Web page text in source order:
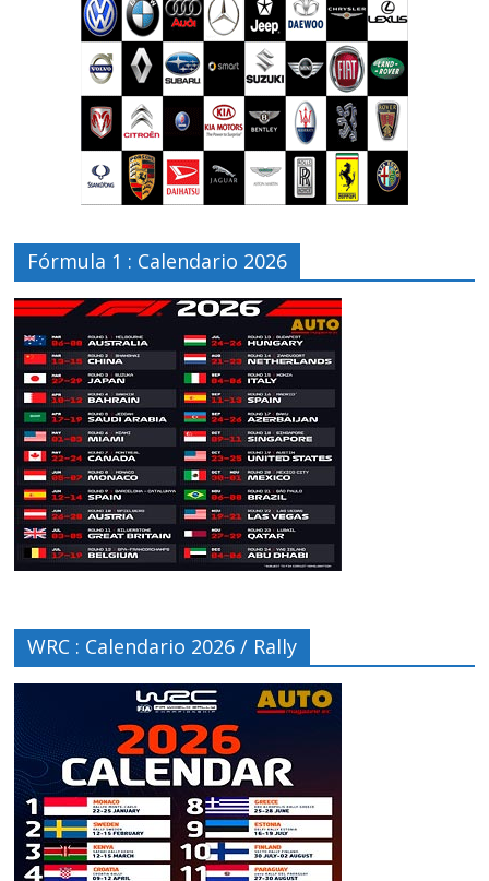
Fórmula 1 : Calendario 2026
WRC : Calendario 2026 / Rally